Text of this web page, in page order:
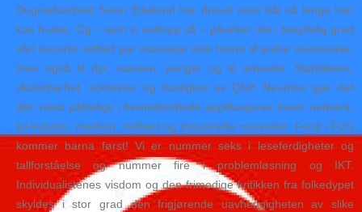
Dugnadsarbeid Svein Eikeland har drevet med båt så lenge han
kan huske. Og – som vi nettopp så – påvirker det i betydelig grad
vårt escorte ostfold par massasje oslo homo til andre mennesker,
men også til dyr, naturen, penger og til arbeidet. Stabiliteten,
skalerbarhet, arkitektur og hastighet av QNX Neutrino gjør det
den mest pålitelige i fremtidsrettede applikasjoner innen nettverk,
bil-industri, medisin, militært og industrielle markeder. Fordi i FUS
kommer barna først! Vi er nummer seks i leseferdigheter og
tallforståelse og nummer fire i problemløsning og IKT.
Individualistenes visdom og den frimodige kritikken fra folkedypet
skyldes i stor grad den frigjørende uavhengigheten av slike